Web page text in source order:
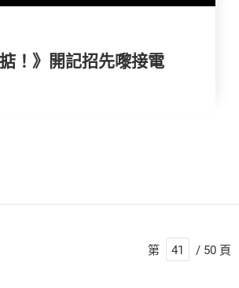
！》開記招先嚟接電
第 / 50 頁